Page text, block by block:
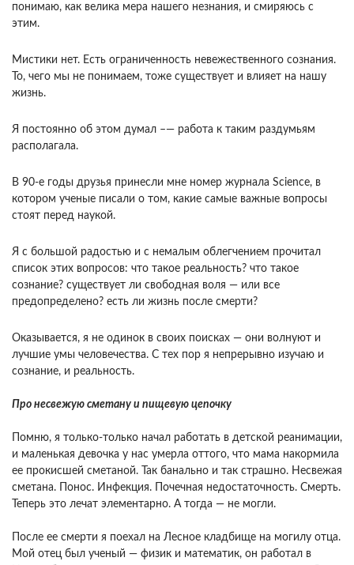
понимаю, как велика мера нашего незнания, и смиряюсь с
этим.
Мистики нет. Есть ограниченность невежественного сознания.
То, чего мы не понимаем, тоже существует и влияет на нашу
жизнь.
Я постоянно об этом думал –— работа к таким раздумьям
располагала.
В 90-е годы друзья принесли мне номер журнала Science, в
котором ученые писали о том, какие самые важные вопросы
стоят перед наукой.
Я с большой радостью и с немалым облегчением прочитал
список этих вопросов: что такое реальность? что такое
сознание? существует ли свободная воля — или все
предопределено? есть ли жизнь после смерти?
Оказывается, я не одинок в своих поисках — они волнуют и
лучшие умы человечества. С тех пор я непрерывно изучаю и
сознание, и реальность.
Про несвежую сметану и пищевую цепочку
Помню, я только-только начал работать в детской реанимации,
и маленькая девочка у нас умерла оттого, что мама накормила
ее прокисшей сметаной. Так банально и так страшно. Несвежая
сметана. Понос. Инфекция. Почечная недостаточность. Смерть.
Теперь это лечат элементарно. А тогда — не могли.
После ее смерти я поехал на Лесное кладбище на могилу отца.
Мой отец был ученый — физик и математик, он работал в